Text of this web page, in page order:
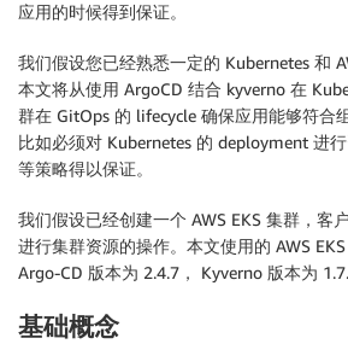
应用的时候得到保证。
我们假设您已经熟悉一定的 Kubernetes 和
本文将从使用 ArgoCD 结合 kyverno 在
群在 GitOps 的 lifecycle 确保应用能够符合
比如必须对 Kubernetes 的 deployment 进
等策略得以保证。
我们假设已经创建一个 AWS EKS 集群，客
进行集群资源的操作。本文使用的 AWS
Argo-CD 版本为 2.4.7， Kyverno 版本为
基础概念